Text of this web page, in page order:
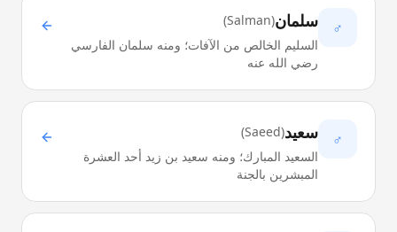
♂ سلمان(
Salman
)
السليم الخالص من الآفات؛ ومنه سلمان الفارسي
رضي الله عنه
♂ سعيد(
Saeed
)
السعيد المبارك؛ ومنه سعيد بن زيد أحد العشرة
المبشرين بالجنة